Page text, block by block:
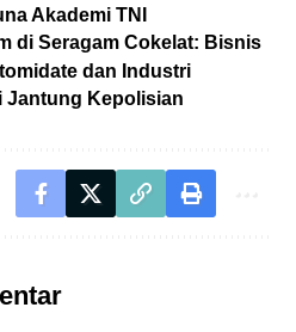
Akademi TNI
di Seragam Cokelat: Bisnis
dan Industri
Jantung Kepolisian